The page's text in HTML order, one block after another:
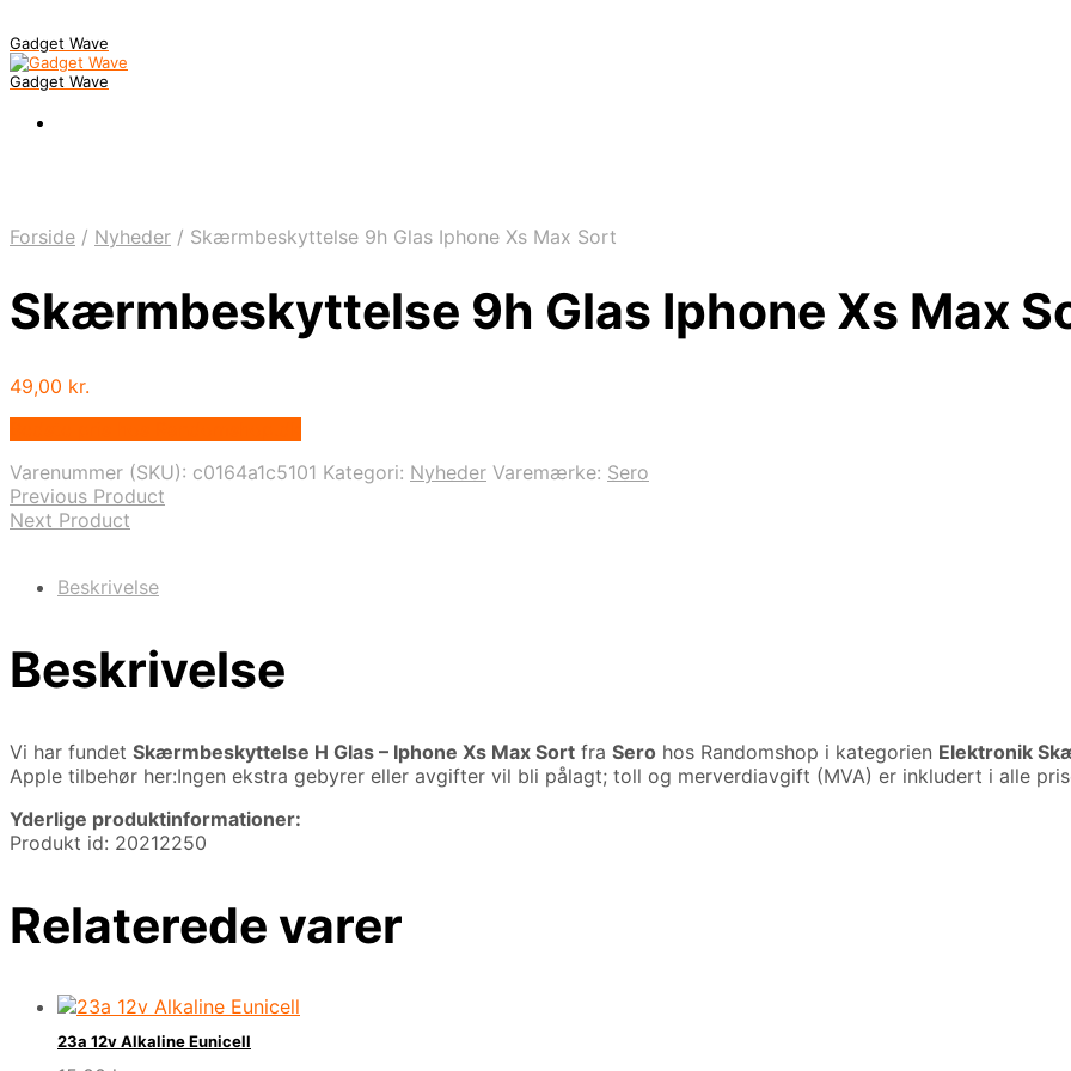
Gadget Wave
Gadget Wave
Forside / Nyheder / Skærmbeskyttelse 9h Glas Iphone Xs Max Sort
Skærmbeskyttelse 9h Glas Iphone Xs Max
49,00 kr.
Varenummer (SKU): c0164a1c5101 Kategori: Nyheder Varemærke: Sero
Previous Product
Next Product
Beskrivelse
Beskrivelse
Vi har fundet Skærmbeskyttelse H Glas – Iphone Xs Max Sort fra Sero hos Randomshop i kategorien Elektronik
Apple tilbehør her:Ingen ekstra gebyrer eller avgifter vil bli pålagt; toll og merverdiavgift (MVA) er inkludert i alle
Yderlige produktinformationer:
Produkt id: 20212250
Relaterede varer
23a 12v Alkaline Eunicell